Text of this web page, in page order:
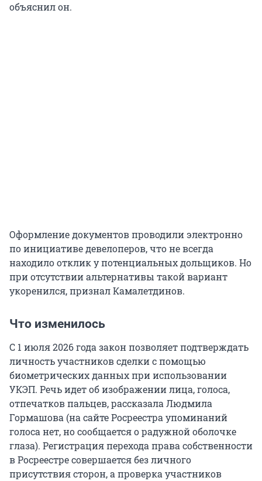
объяснил он.
Оформление документов проводили электронно
по инициативе девелоперов, что не всегда
находило отклик у потенциальных дольщиков. Но
при отсутствии альтернативы такой вариант
укоренился, признал Камалетдинов.
Что изменилось
С 1 июля 2026 года закон позволяет подтверждать
личность участников сделки с помощью
биометрических данных при использовании
УКЭП. Речь идет об изображении лица, голоса,
отпечатков пальцев, рассказала Людмила
Гормашова (на сайте Росреестра упоминаний
голоса нет, но сообщается о радужной оболочке
глаза). Регистрация перехода права собственности
в Росреестре совершается без личного
присутствия сторон, а проверка участников